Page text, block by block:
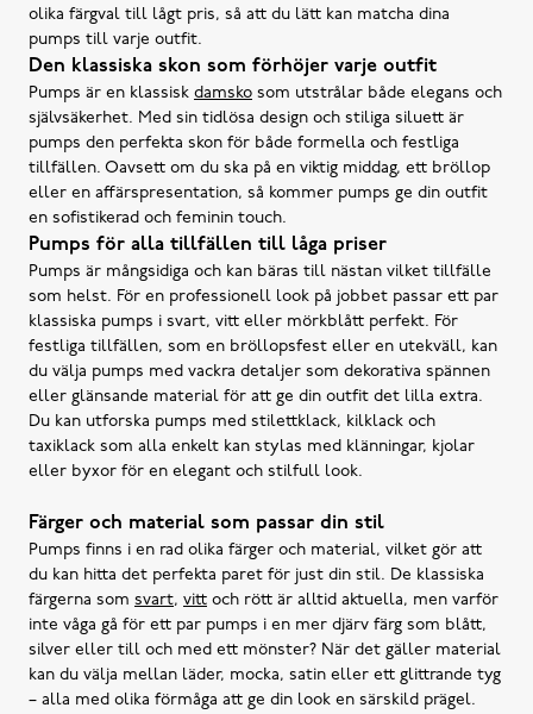
olika färgval till lågt pris, så att du lätt kan matcha dina
pumps till varje outfit.
Den klassiska skon som förhöjer varje outfit
Pumps är en klassisk damsko som utstrålar både elegans och
självsäkerhet. Med sin tidlösa design och stiliga siluett är
pumps den perfekta skon för både formella och festliga
tillfällen. Oavsett om du ska på en viktig middag, ett bröllop
eller en affärspresentation, så kommer pumps ge din outfit
en sofistikerad och feminin touch.
Pumps för alla tillfällen till låga priser
Pumps är mångsidiga och kan bäras till nästan vilket tillfälle
som helst. För en professionell look på jobbet passar ett par
klassiska pumps i svart, vitt eller mörkblått perfekt. För
festliga tillfällen, som en bröllopsfest eller en utekväll, kan
du välja pumps med vackra detaljer som dekorativa spännen
eller glänsande material för att ge din outfit det lilla extra.
Du kan utforska pumps med stilettklack, kilklack och
taxiklack som alla enkelt kan stylas med klänningar, kjolar
eller byxor för en elegant och stilfull look.
Färger och material som passar din stil
Pumps finns i en rad olika färger och material, vilket gör att
du kan hitta det perfekta paret för just din stil. De klassiska
färgerna som svart, vitt och rött är alltid aktuella, men varför
inte våga gå för ett par pumps i en mer djärv färg som blått,
silver eller till och med ett mönster? När det gäller material
kan du välja mellan läder, mocka, satin eller ett glittrande tyg
– alla med olika förmåga att ge din look en särskild prägel.